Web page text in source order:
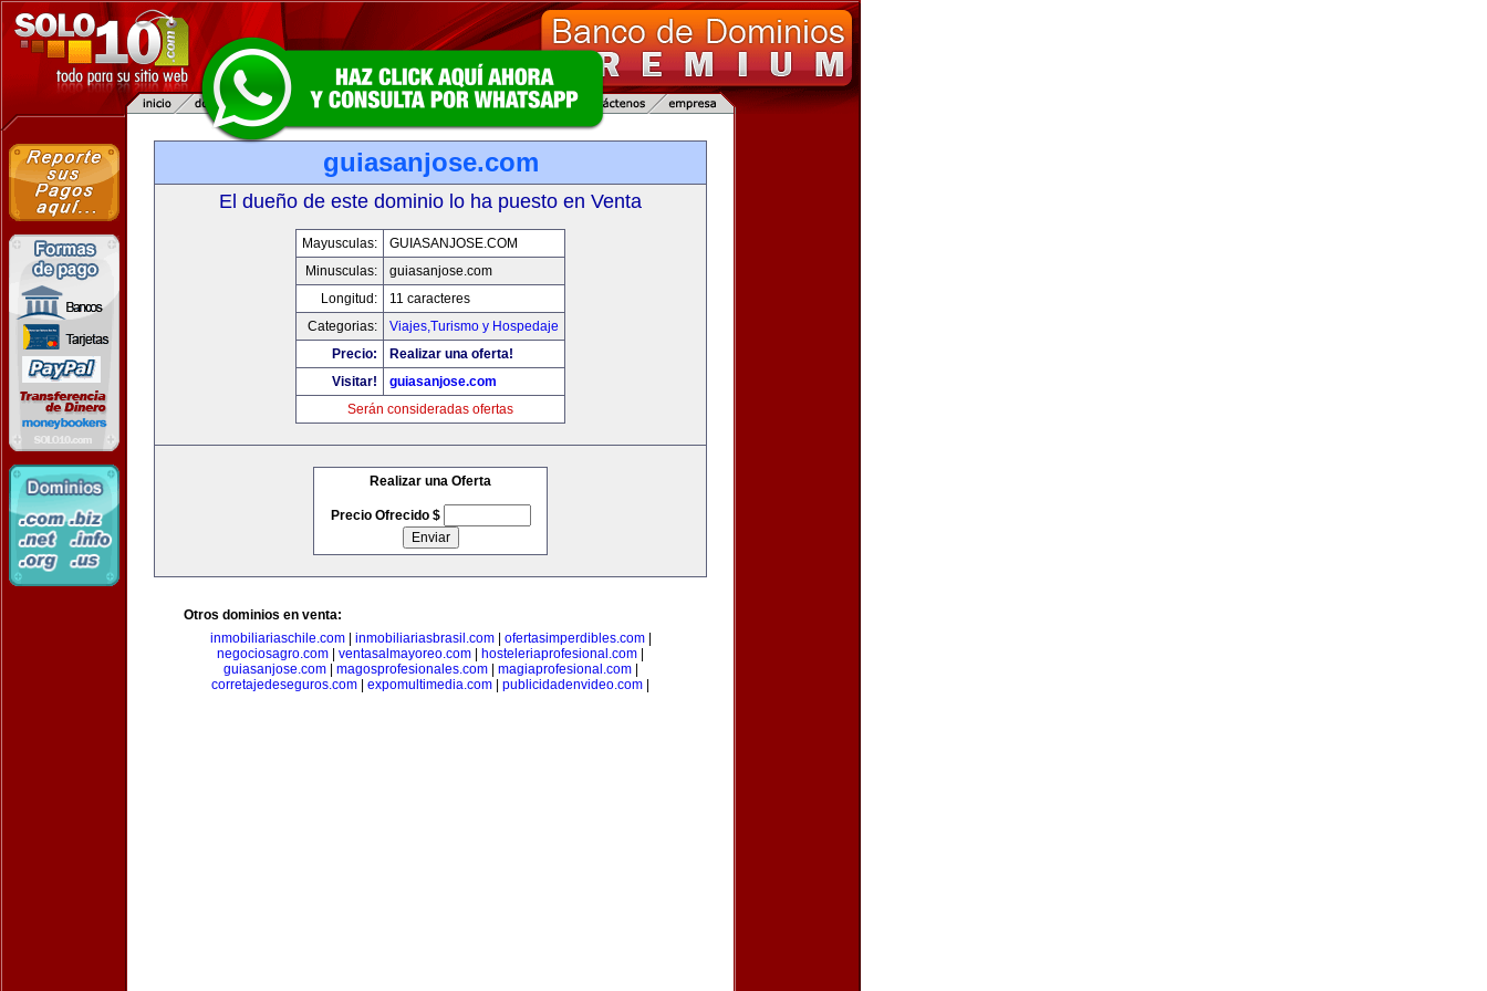
guiasanjose.com
El dueño de este dominio lo ha puesto en Venta
Mayusculas:
GUIASANJOSE.COM
Minusculas:
guiasanjose.com
Longitud:
11 caracteres
Categorias:
Viajes,Turismo y Hospedaje
Precio:
Realizar una oferta!
Visitar!
guiasanjose.com
Serán consideradas ofertas
Realizar una Oferta
Precio Ofrecido $
Otros dominios en venta:
inmobiliariaschile.com| inmobiliariasbrasil.com| ofertasimperdibles.com|
negociosagro.com
ventasalmayoreo.com hosteleriaprofesional.com
guiasanjose.com| magosprofesionales.com| magiaprofesional.com|
corretajedeseguros.com
expomultimedia.com publicidadenvideo.com